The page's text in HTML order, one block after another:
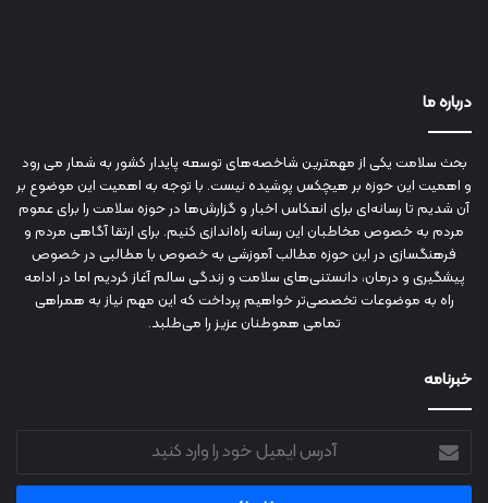
درباره ما
بحث سلامت یکی از مهمترین شاخصه‌های توسعه پایدار کشور به شمار می رود
و اهمیت این حوزه بر هیچکس پوشیده نیست. با توجه به اهمیت این موضوع بر
آن شدیم تا رسانه‌ای برای انعکاس اخبار و گزارش‌ها در حوزه سلامت را برای عموم
مردم به خصوص مخاطبان این رسانه راه‌اندازی کنیم. برای ارتقا آگاهی مردم و
فرهنگسازی در این حوزه مطالب آموزشی به خصوص با مطالبی در خصوص
پیشگیری و درمان، دانستنی‌های سلامت و زندگی سالم آغاز کردیم اما در ادامه
راه به موضوعات تخصصی‌تر خواهیم پرداخت که این مهم نیاز به همراهی
تمامی هموطنان عزیز را می‌طلبد.
خبرنامه
آدرس
ایمیل
خود